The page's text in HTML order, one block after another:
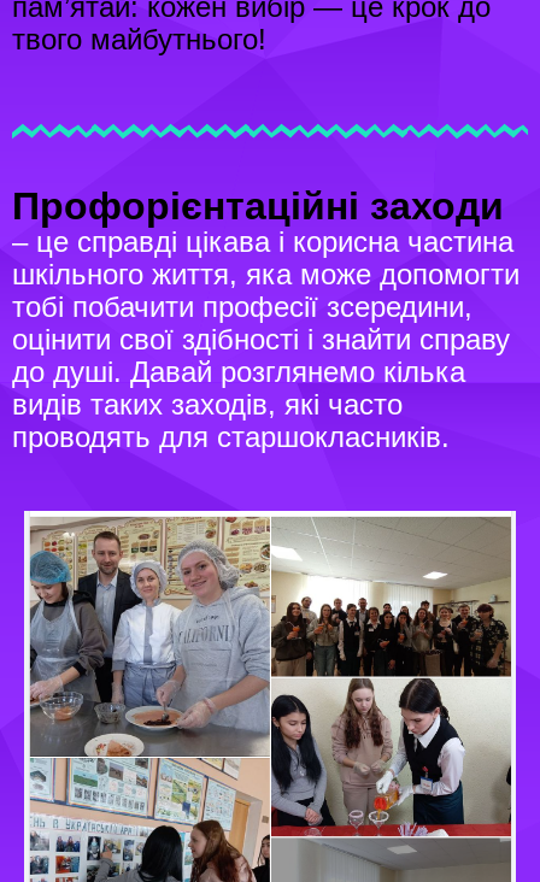
пам’ятай: кожен вибір — це крок до
твого майбутнього!
Профорієнтаційні заходи
– це справді цікава і корисна частина
шкільного життя, яка може допомогти
тобі побачити професії зсередини,
оцінити свої здібності і знайти справу
до душі. Давай розглянемо кілька
видів таких заходів, які часто
проводять для старшокласників.